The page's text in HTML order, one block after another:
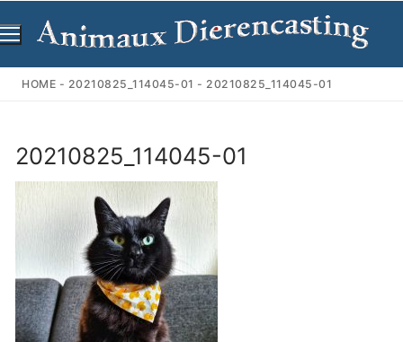
naar
inhoud
HOME - 20210825_114045-01 - 20210825_114045-01
20210825_114045-01